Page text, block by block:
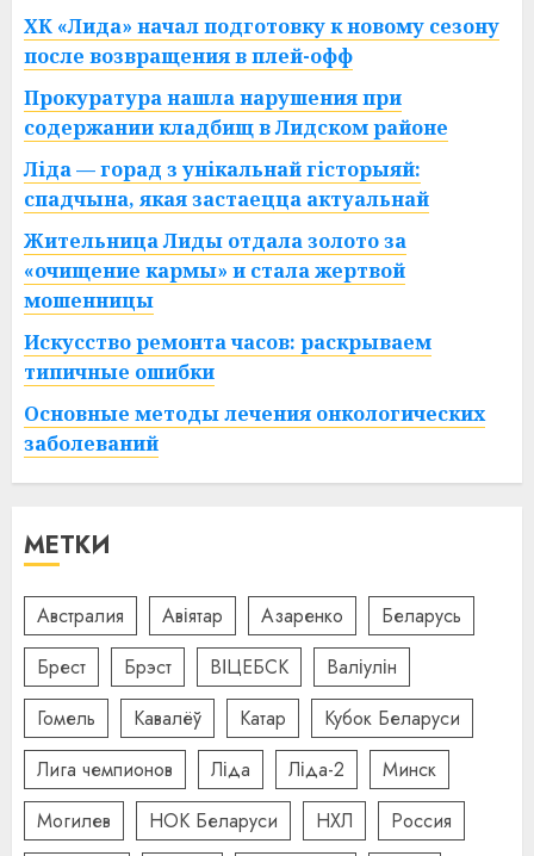
ХК «Лида» начал подготовку к новому сезону
после возвращения в плей-офф
Прокуратура нашла нарушения при
содержании кладбищ в Лидском районе
Ліда — горад з унікальнай гісторыяй:
спадчына, якая застаецца актуальнай
Жительница Лиды отдала золото за
«очищение кармы» и стала жертвой
мошенницы
Искусство ремонта часов: раскрываем
типичные ошибки
Основные методы лечения онкологических
заболеваний
МЕТКИ
Австралия Авіятар Азаренко
Беларусь
Брест
Брэст ВІЦЕБСК
Валіулін
Гомель
Кавалёў Катар
Кубок Беларуси
Лига чемпионов
Ліда Ліда-2
Минск
Могилев
НОК Беларуси НХЛ
Россия